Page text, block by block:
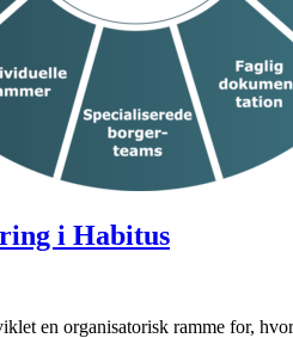
i Habitus
en organisatorisk ramme for,